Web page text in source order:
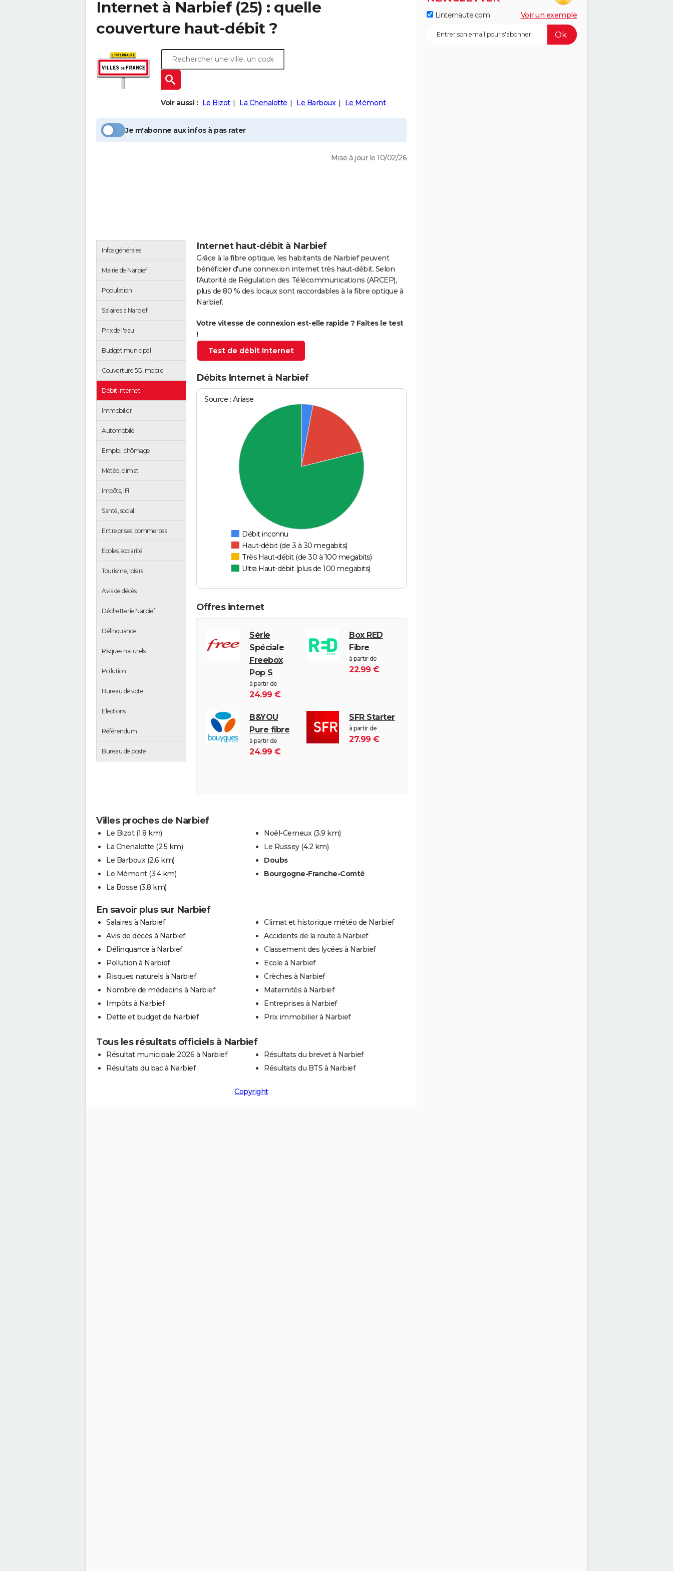
Internet à Narbief(25) : quelle
couverture haut-débit ?
Voir aussi : Le Bizot La Chenalotte Le Barboux Le Mémont
Je m'abonne aux infos à pas rater
Mise à jour le 10/02/26
Infos générales
Mairie de Narbief
Population
Salaires à Narbief
Prix de l'eau
Budget municipal
Couverture 5G, mobile
Débit Internet
Immobilier
Automobile
Emploi, chômage
Météo, climat
Impôts, IFI
Santé, social
Entreprises, commerces
Ecoles, scolarité
Tourisme, loisirs
Avis de décès
Déchetterie Narbief
Délinquance
Risques naturels
Pollution
Bureau de vote
Elections
Référendum
Bureau de poste
Internet haut-débit à Narbief
Grâce à la fibre optique, les habitants de Narbief peuvent
bénéficier d'une connexion internet très haut-débit. Selon
l'Autorité de Régulation des Télécommunications (ARCEP),
plus de 80 % des locaux sont raccordables à la fibre optique à
Narbief.
Votre vitesse de connexion est-elle rapide ? Faites le test
!
Test de débit Internet
Débits Internet à Narbief
Source : Ariase
Débit inconnu
Haut-débit (de 3 à 30 megabits)
Très Haut-débit (de 30 à 100 megabits)
Ultra Haut-débit (plus de 100 megabits)
Offres internet
Série
Spéciale
Freebox
Pop S
à partir de
24.99 €
Box RED
Fibre
à partir de
22.99 €
B&YOU
Pure fibre
à partir de
24.99 €
SFR Starter
à partir de
27.99 €
Villes proches de Narbief
Le Bizot (1.8 km)
La Chenalotte (2.5 km)
Le Barboux (2.6 km)
Le Mémont (3.4 km)
La Bosse (3.8 km)
Noël-Cerneux (3.9 km)
Le Russey (4.2 km)
Doubs
Bourgogne-Franche-Comté
En savoir plus sur Narbief
Salaires à Narbief
Avis de décès à Narbief
Délinquance à Narbief
Pollution à Narbief
Risques naturels à Narbief
Nombre de médecins à Narbief
Impôts à Narbief
Dette et budget de Narbief
Climat et historique météo de Narbief
Accidents de la route à Narbief
Classement des lycées à Narbief
Ecole à Narbief
Crèches à Narbief
Maternités à Narbief
Entreprises à Narbief
Prix immobilier à Narbief
Tous les résultats officiels à Narbief
Résultat municipale 2026 à Narbief
Résultats du bac à Narbief
Résultats du brevet à Narbief
Résultats du BTS à Narbief
Copyright
Linternaute.com Voir un exemple